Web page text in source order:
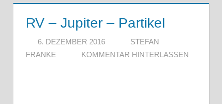
RV – Jupiter – Partikel
6. DEZEMBER 2016
STEFAN
FRANKE
KOMMENTAR HINTERLASSEN